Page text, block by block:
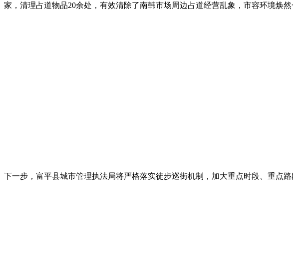
家，清理占道物品20余处，有效清除了南韩市场周边占道经营乱象，市容环境焕然
下一步，富平县城市管理执法局将严格落实徒步巡街机制，加大重点时段、重点